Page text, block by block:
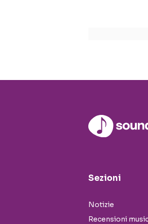
Sezioni
Notizie
Recensioni